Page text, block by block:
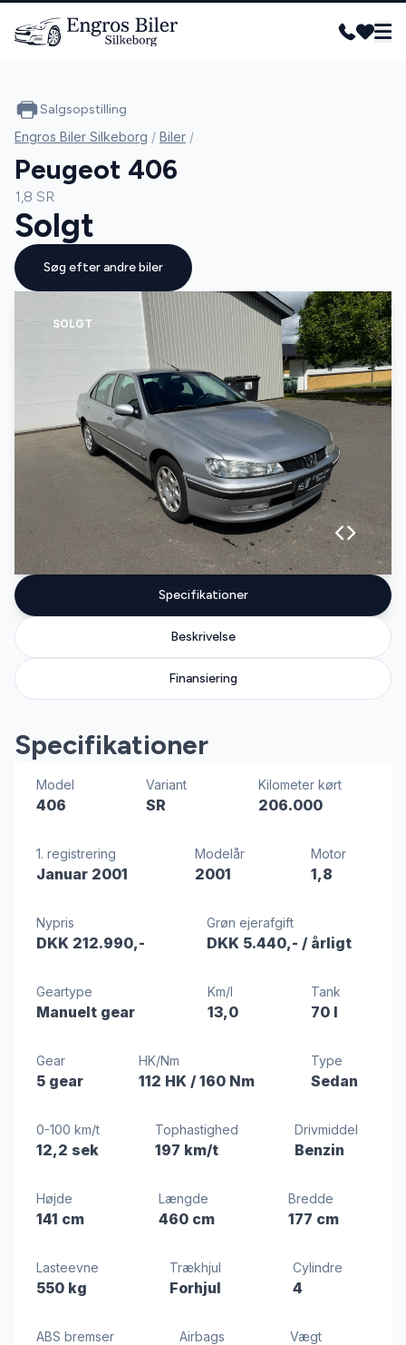
SOLGT
Specifikationer
Beskrivelse
Finansiering
Specifikationer
Model
406
Variant
SR
Kilometer kørt
206.000
1. registrering
Januar 2001
Modelår
2001
Motor
1,8
Nypris
DKK 212.990,-
Grøn ejerafgift
DKK 5.440,- / årligt
Geartype
Manuelt gear
Km/l
13,0
Tank
70 l
Gear
5 gear
HK/Nm
112 HK / 160 Nm
Type
Sedan
0-100 km/t
12,2 sek
Tophastighed
197 km/t
Drivmiddel
Benzin
Højde
141 cm
Længde
460 cm
Bredde
177 cm
Lasteevne
550 kg
Trækhjul
Forhjul
Cylindre
4
ABS bremser Airbags Vægt
Salgsopstilling
Engros Biler Silkeborg / Biler /
Peugeot 406
1,8 SR
Solgt
Søg efter andre biler